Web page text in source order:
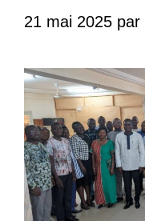
21 mai 2025 par